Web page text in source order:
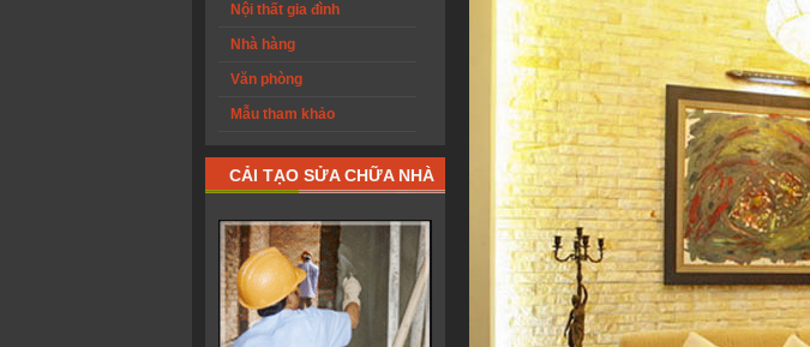
Nội thất gia đình
Nhà hàng
Văn phòng
Mẫu tham khảo
CẢI TẠO SỬA CHỮA NHÀ